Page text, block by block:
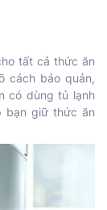
tất cả thức ăn
cách bảo quản,
có dùng tủ lạnh
bạn giữ thức ăn